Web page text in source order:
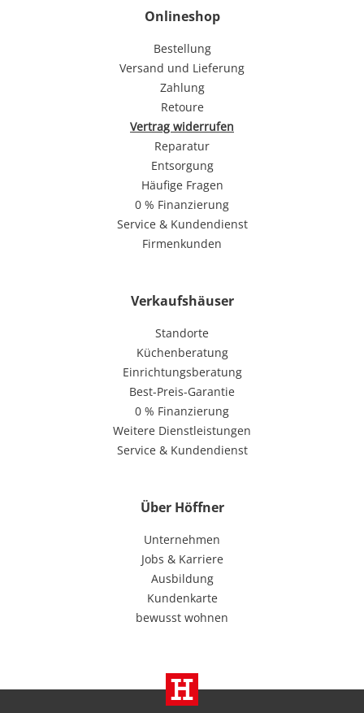
Onlineshop
Bestellung
Versand und Lieferung
Zahlung
Retoure
Vertrag widerrufen
Reparatur
Entsorgung
Häufige Fragen
0 % Finanzierung
Service & Kundendienst
Firmenkunden
Verkaufshäuser
Standorte
Küchenberatung
Einrichtungsberatung
Best-Preis-Garantie
0 % Finanzierung
Weitere Dienstleistungen
Service & Kundendienst
Über Höffner
Unternehmen
Jobs & Karriere
Ausbildung
Kundenkarte
bewusst wohnen